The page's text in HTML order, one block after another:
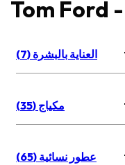
العناية بالبشرة (7)
مكياج (35)
عطور نسائية (65)